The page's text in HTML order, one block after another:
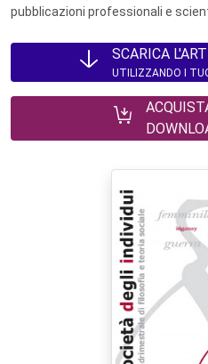
pubblicazioni professionali e
SCARICA
UTILIZZANDO I